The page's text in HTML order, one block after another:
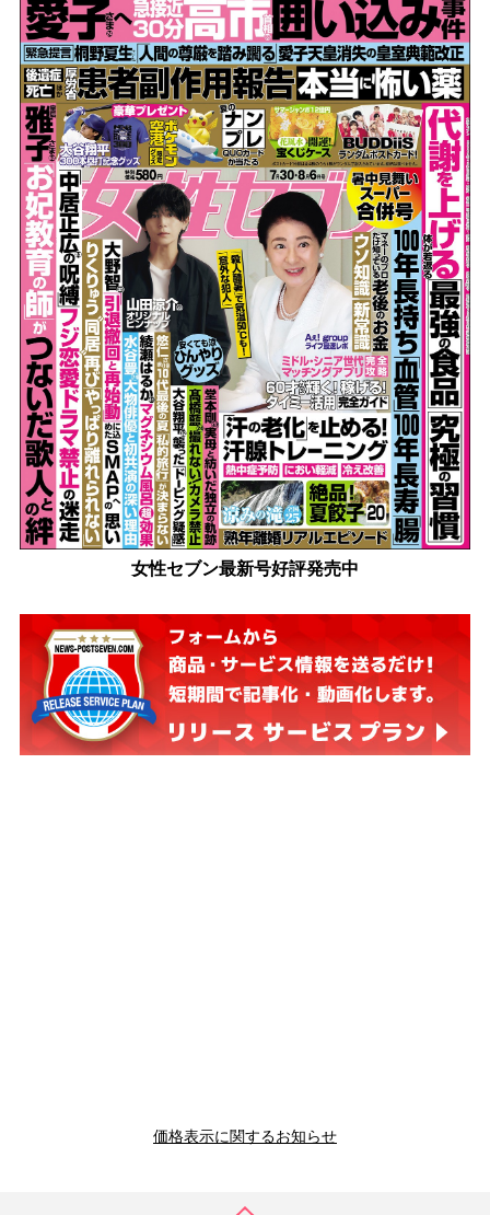
女性セブン最新号好評発売中
価格表示に関するお知らせ